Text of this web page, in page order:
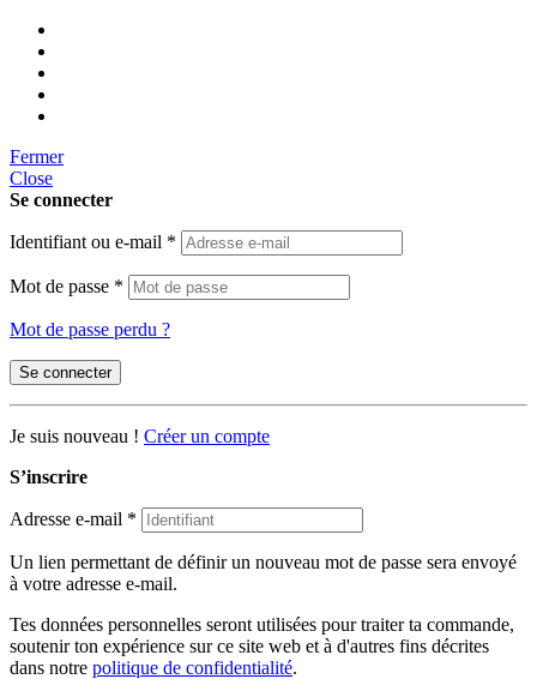
Fermer
Close
Se connecter
Identifiant ou e-mail *
Mot de passe *
Mot de passe perdu ?
Se connecter
Je suis nouveau ! Créer un compte
S’inscrire
Adresse e-mail *
Un lien permettant de définir un nouveau mot de passe sera envoyé
à votre adresse e-mail.
Tes données personnelles seront utilisées pour traiter ta commande,
soutenir ton expérience sur ce site web et à d'autres fins décrites
dans notre politique de confidentialité.